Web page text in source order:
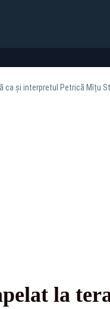
ca și interpretul Petrică Mîțu
la